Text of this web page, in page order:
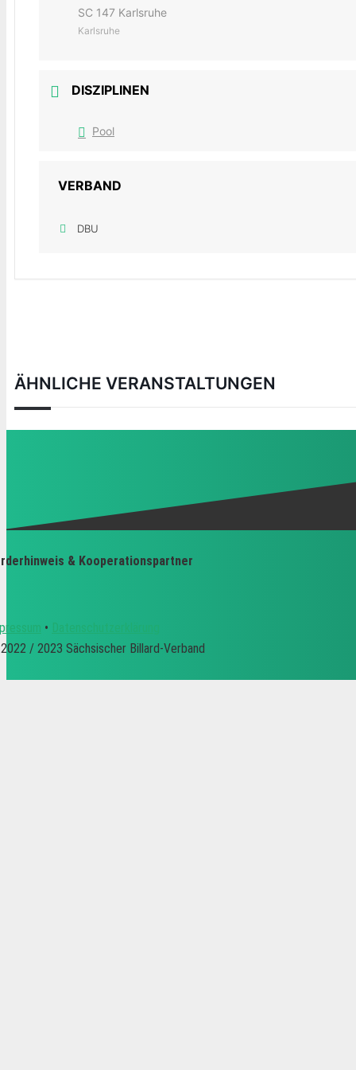
SC 147 Karlsruhe
Karlsruhe
DISZIPLINEN
Pool
VERBAND
DBU
ÄHNLICHE VERANSTALTUNGEN
& Kooperationspartner
• Datenschutzerklärung
/ 2023 Sächsischer Billard-Verband